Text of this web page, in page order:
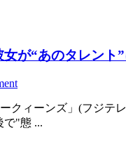
女が“あのタレン
クィーンズ」(フジテ
で"態 ...